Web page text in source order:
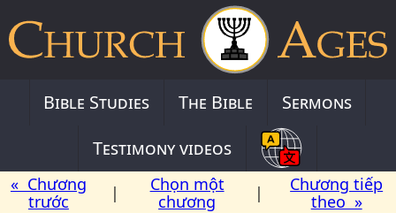
Bible Studies The Bible
Sermons
Testimony videos
« Chương
trước
|
Chọn một
chương
|
Chương tiếp
theo »